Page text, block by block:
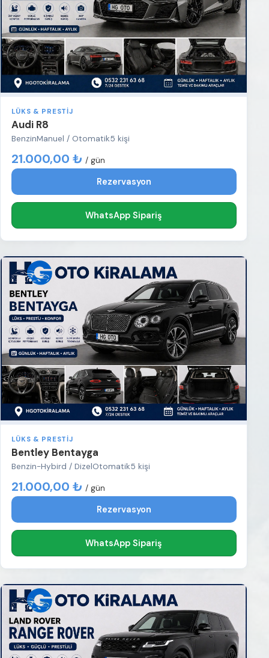
LÜKS & PRESTIJ
Audi R8
BenzinManuel / Otomatik5 kişi
21.000,00 ₺ / gün
Rezervasyon
WhatsApp Sipariş
LÜKS & PRESTIJ
Bentley Bentayga
Benzin-Hybird / DizelOtomatik5 kişi
21.000,00 ₺ / gün
Rezervasyon
WhatsApp Sipariş